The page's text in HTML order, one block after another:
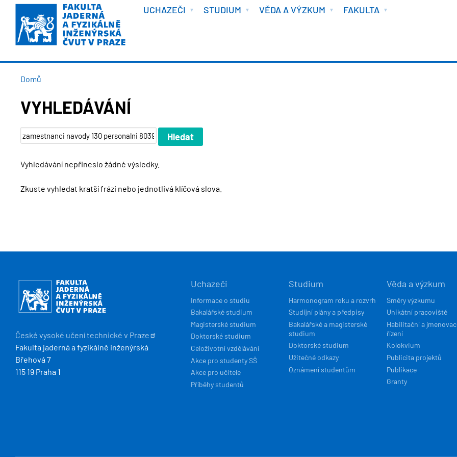
Přejít
hlavnímu
obsahu
VÍTEJTE
UCHAZEČI STUDIUM VĚDA A VÝZKUM FAKULTA
DROBEČKOVÁ
Domů
VYHLEDÁVÁNÍ
Vyhledávání nepřineslo žádné výsledky.
Zkuste vyhledat kratší frázi nebo jednotlivá klíčová slova.
HLAVNÍ
NAVIGACE
Uchazeči
Informace o studiu
Bakalářské studium
Magisterské studium
Doktorské studium
Celoživotní vzdělávání
Akce pro studenty SŠ
Akce pro učitele
Příběhy studentů
Studium
Harmonogram roku a rozvrh
Studijní plány a předpisy
Bakalářské a magisterské
studium
Doktorské studium
Užitečné odkazy
Oznámení studentům
Věda a výzkum
Směry výzkumu
Unikátní pracoviště
Habilitační a
řízení
Kolokvium
Publicita projektů
Publikace
Granty
Obrázek
České vysoké učení technické v Praze
Fakulta jaderná a fyzikálně inženýrská
Břehová 7
115 19 Praha 1